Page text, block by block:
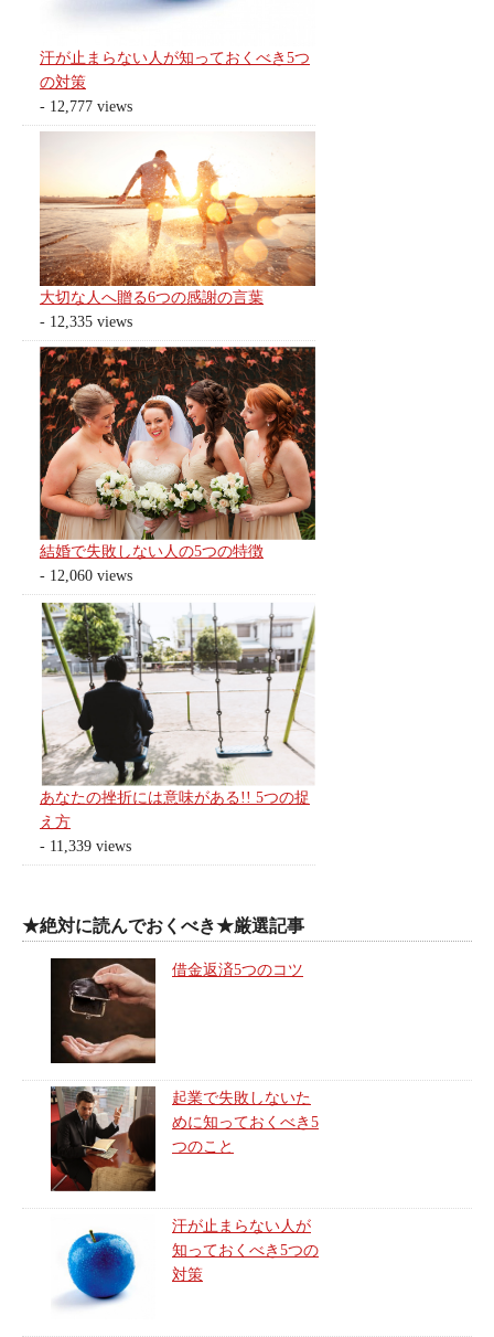
汗が止まらない人が知っておくべき5つ
の対策
- 12,777 views
大切な人へ贈る6つの感謝の言葉
- 12,335 views
結婚で失敗しない人の5つの特徴
- 12,060 views
あなたの挫折には意味がある!! 5つの捉
え方
- 11,339 views
★絶対に読んでおくべき★厳選記事
借金返済5つのコツ
起業で失敗しないた
めに知っておくべき5
つのこと
汗が止まらない人が
知っておくべき5つの
対策